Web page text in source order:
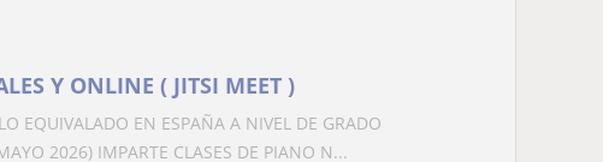
Y ONLINE ( JITSI MEET )
EQUIVALADO EN ESPAÑA A NIVEL DE GRADO
2026) IMPARTE CLASES DE PIANO N...